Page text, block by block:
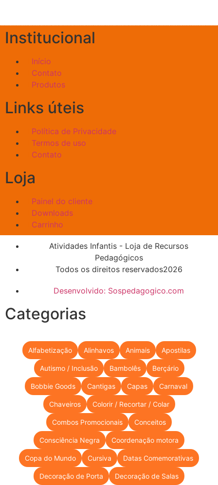
Institucional
Início
Contato
Produtos
Links úteis
Política de Privacidade
Termos de uso
Contato
Loja
Painel do cliente
Downloads
Carrinho
Atividades Infantis - Loja de Recursos
Pedagógicos
Todos os direitos reservados2026
Desenvolvido: Sospedagogico.com
Categorias
Alfabetização Alinhavos Animais Apostilas
Autismo / Inclusão Bambolês Berçário
Bobbie Goods Cantigas Capas Carnaval
Chaveiros Colorir / Recortar / Colar
Combos Promocionais Conceitos
Consciência Negra Coordenação motora
Copa do Mundo Cursiva Datas Comemorativas
Decoração de Porta Decoração de Salas